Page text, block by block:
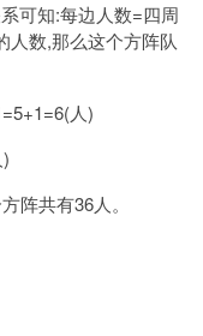
可知:每边人数=四周
人数,那么这个方阵队
人)
共有36人。